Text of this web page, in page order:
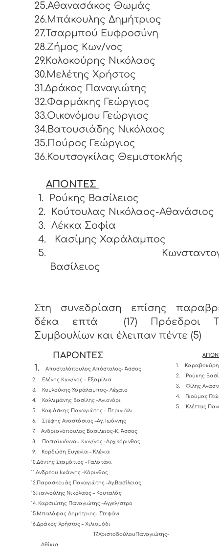
25.Αθανασάκος Θωμάς
26.Μπάκουλης Δημήτριος
27.Τσαρμπού Ευφροσύνη
28.Ζήμος Κων/νος
29.Κολοκούρης Νικόλαος
30.Μελέτης Χρήστος
31.Δράκος Παναγιώτης
32.Φαρμάκης Γεώργιος
33.Οικονόμου Γεώργιος
34.Βατουσιάδης Νικόλαος
35.Πούρος Γεώργιος
36.Κουτσογκίλας Θεμιστοκλής
ΑΠΟΝΤΕΣ
1.
Ρούκης Βασίλειος
2.
Κούτουλας Νικόλαος-Αθανάσιος
3.
Λέκκα Σοφία
4.
Κασίμης Χαράλαμπος
5.
Βασίλειος
Στη συνεδρίαση επίσης
δέκα επτά (17) Πρόεδροι
Συμβουλίων και έλειπαν πέντε (5)
ΠΑΡΟΝΤΕΣ
1.
Αποστολόπουλος Απόστολος- Άσσος
2.
Ελένης Κων/νος – Εξαμίλια
3.
Κουλούκης Χαράλαμπος- Λέχαιο
4.
Καλλιμάνης Βασίλης –Αγιονόρι
5.
Καψάσκης Παναγιώτης – Περιγιάλι
6.
Στέφης Αναστάσιος –Αγ. Ιωάννης
7.
Ανδριανόπουλος Βασίλειος-K. Άσσος
8.
Παπαϊωάννου Κων/νος –Αρχ.Κόρινθος
9.
Κορδώση Ευγενία – Κλένια
10.Δόντης Σταμάτιος - Γαλατάκι
11.Ανδρέου Ιωάννης –Κόρινθος
12.Παρασκευάς Παναγιώτης –Αγ.Βασίλειος
13.Γιαννούλης Νικόλαος – Κουταλάς
14. Καρσιώτης Παναγιώτης –Αγγελ/στρο
15.Μπαλάφας Δημήτριος- Στεφάνι
16.Δράκος Χρήστος – Χιλιομόδι
17.ΧριστοδούλουΠαναγιώτης-
Αθίκια
1.
2.
Ρούκης
3.
Φίλης
4.
5.
Κλέττας